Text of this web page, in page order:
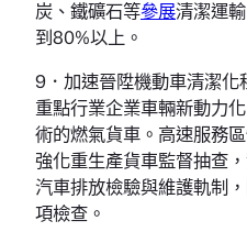
炭、鐵礦石等參展清潔運
到80%以上。
9．加速晉陞機動車清潔化
重點行業企業車輛新動力
術的燃氣貨車。高速服務
強化重生產貨車監督抽查
汽車排放檢驗與維護軌制
項檢查。